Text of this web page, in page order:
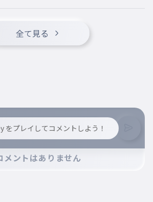
全て見る
をプレイしてコメントしよう！
グインが必要です。
メントはありません